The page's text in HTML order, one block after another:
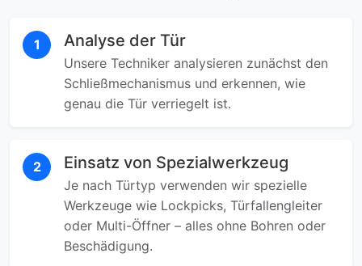
1 Analyse der Tür
Unsere Techniker analysieren zunächst den
Schließmechanismus und erkennen, wie
genau die Tür verriegelt ist.
2 Einsatz von Spezialwerkzeug
Je nach Türtyp verwenden wir spezielle
Werkzeuge wie Lockpicks, Türfallengleiter
oder Multi-Öffner – alles ohne Bohren oder
Beschädigung.